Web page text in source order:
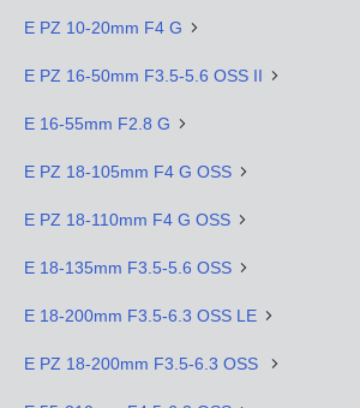
E PZ 10-20mm F4 G
E PZ 16-50mm F3.5-5.6 OSS II
E 16-55mm F2.8 G
E PZ 18-105mm F4 G OSS
E PZ 18-110mm F4 G OSS
E 18-135mm F3.5-5.6 OSS
E 18-200mm F3.5-6.3 OSS LE
E PZ 18-200mm F3.5-6.3 OSS